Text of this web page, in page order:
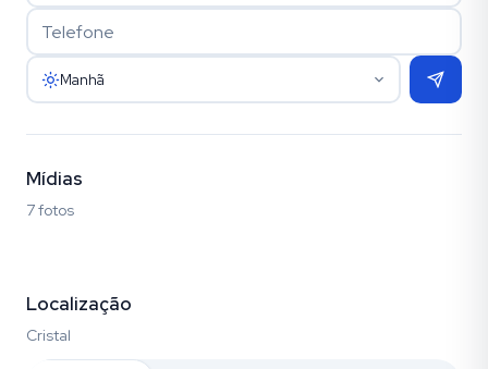
Manhã
Mídias
7 fotos
Localização
Cristal